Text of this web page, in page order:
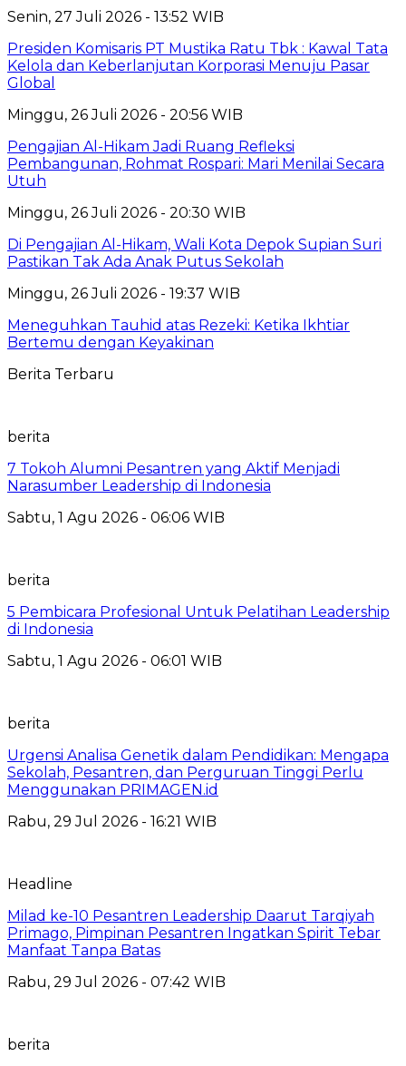
Senin, 27 Juli 2026 - 13:52 WIB
Presiden Komisaris PT Mustika Ratu Tbk : Kawal Tata
Kelola dan Keberlanjutan Korporasi Menuju Pasar
Global
Minggu, 26 Juli 2026 - 20:56 WIB
Pengajian Al-Hikam Jadi Ruang Refleksi
Pembangunan, Rohmat Rospari: Mari Menilai Secara
Utuh
Minggu, 26 Juli 2026 - 20:30 WIB
Di Pengajian Al-Hikam, Wali Kota Depok Supian Suri
Pastikan Tak Ada Anak Putus Sekolah
Minggu, 26 Juli 2026 - 19:37 WIB
Meneguhkan Tauhid atas Rezeki: Ketika Ikhtiar
Bertemu dengan Keyakinan
Berita Terbaru
berita
7 Tokoh Alumni Pesantren yang Aktif Menjadi
Narasumber Leadership di Indonesia
Sabtu, 1 Agu 2026 - 06:06 WIB
berita
5 Pembicara Profesional Untuk Pelatihan Leadership
di Indonesia
Sabtu, 1 Agu 2026 - 06:01 WIB
berita
Urgensi Analisa Genetik dalam Pendidikan: Mengapa
Sekolah, Pesantren, dan Perguruan Tinggi Perlu
Menggunakan PRIMAGEN.id
Rabu, 29 Jul 2026 - 16:21 WIB
Headline
Milad ke-10 Pesantren Leadership Daarut Tarqiyah
Primago, Pimpinan Pesantren Ingatkan Spirit Tebar
Manfaat Tanpa Batas
Rabu, 29 Jul 2026 - 07:42 WIB
berita